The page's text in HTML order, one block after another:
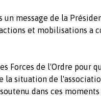
un message de la
et mobilisations a
Forces de l'Ordre pour
la situation de
dans ces